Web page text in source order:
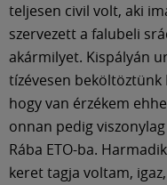
teljesen civil volt, aki
szervezett a falubeli
akármilyet. Kispályán
tízévesen
hogy van érzékem
onnan pedig
Rába ETO-ba.
keret tagja voltam,